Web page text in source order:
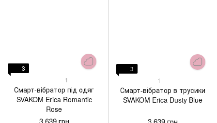
3
1
Смарт-вібратор під одяг
SVAKOM Erica Romantic
Rose
3 639 грн
3
1
Смарт-вібратор в трусики
SVAKOM Erica Dusty Blue